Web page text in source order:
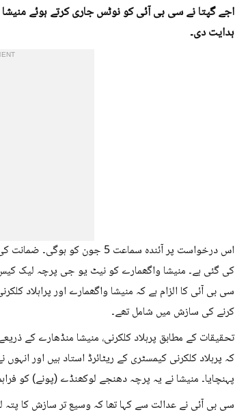
اجے گپتا نے سی بی آئی کو نوٹس جاری کرتے ہوئے
ہدایت دی۔
اس درخواست پر آئندہ سماعت 5
سی بی آئی کا الزام ہے کہ منیشا واگھمارے اور پراہلاد
کرنے کی سازش میں شامل تھے۔
تحقیقات کے مطابق پرہلاد کلکرنی، منیشا منڈھارے کے
کہ پرہلاد کلکرنی کیمسٹری کے ریٹائرڈ استاد ہیں اور
پہنچایا۔ منیشا نے یہ پرچہ دھنجے لوکھنڈے (پونے) کو
سی بی آئی نے عدالت سے کہا تھا کہ وسیع تر سازش کا پتہ